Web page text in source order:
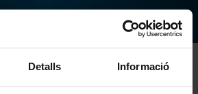
Detalls Informació